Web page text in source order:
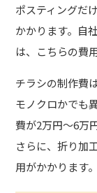
ポスティングだ
かかります。自
は、こちらの費
チラシの制作費
モノクロかでも
費が2万円〜6万
さらに、折り加
用がかかります。